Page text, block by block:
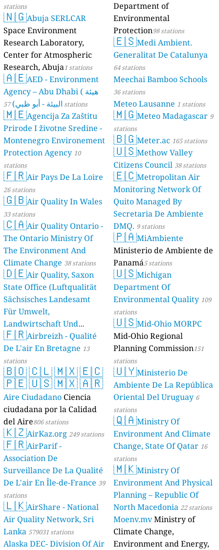
stations
🇳🇬Abuja SERLCAR
Space Environment
Research Laboratory,
Center for Atmospheric
Research, Abuja1 stations
🇦🇪AED - Environment
Agency – Abu Dhabi ( هيئة
البيئة - أبو ظبي) 57 stations
🇲🇪Agencija Za Zaštitu
Prirode I životne Sredine -
Montenegro Environement
Protection Agency 10
stations
🇫🇷Air Pays De La Loire
26 stations
🇬🇧Air Quality In Wales
33 stations
🇨🇦Air Quality Ontario -
The Ontario Ministry Of
The Environment And
Climate Change 38 stations
🇩🇪Air Quality, Saxon
State Office (Luftqualität
Sächsisches Landesamt
Für Umwelt,
Landwirtschaft Und
Geologie) 50 stations
🇫🇷Airbreizh - Qualité
De L'air En Bretagne 13
stations
🇧🇴🇨🇱🇲🇽🇪🇨
🇵🇪🇺🇸🇲🇽🇦🇷
Aire Ciudadano Ciencia
ciudadana por la Calidad
del Aire806 stations
🇰🇿AirKaz.org 249 stations
🇫🇷AirParif -
Association De
Surveillance De La Qualité
De L'air En Île-de-France 39
stations
🇱🇰AirShare - National
Air Quality Network, Sri
Lanka 579031 stations
Alaska DEC- Division Of Air
Department of
Environmental
Protection98 stations
🇪🇸Medi Ambient.
Generalitat De Catalunya
64 stations
Meechai Bamboo Schools
36 stations
Meteo Lausanne 1 stations
🇲🇬Meteo Madagascar 9
stations
🇧🇬Meter.ac 165 stations
🇺🇸Methow Valley
Citizens Council 38 stations
🇪🇨Metropolitan Air
Monitoring Network Of
Quito Managed By
Secretaria De Ambiente
DMQ. 9 stations
🇵🇦MiAmbiente
Ministerio de Ambiente de
Panamá5 stations
🇺🇸Michigan
Department Of
Environmental Quality 109
stations
🇺🇸Mid-Ohio MORPC
Mid-Ohio Regional
Planning Commission151
stations
🇺🇾Ministerio De
Ambiente De La República
Oriental Del Uruguay 6
stations
🇶🇦Ministry Of
Environment And Climate
Change, State Of Qatar 16
stations
🇲🇰Ministry Of
Environment And Physical
Planning – Republic Of
North Macedonia 22 stations
Moenv.mvMinistry of
Climate Change,
Environment and Energy,